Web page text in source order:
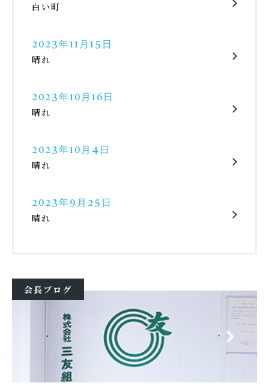
白い町
2023年11月15日
晴れ
2023年10月16日
晴れ
2023年10月4日
晴れ
2023年9月25日
晴れ
会長ブログ